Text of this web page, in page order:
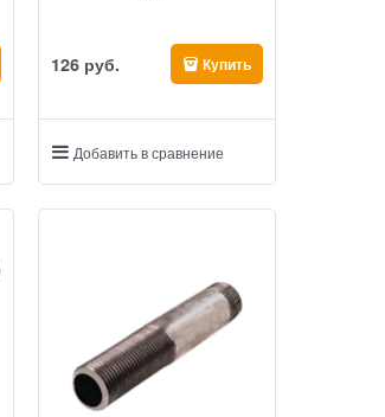
126 руб. Купить
Добавить в сравнение